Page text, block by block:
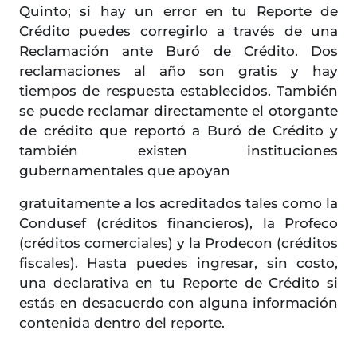
Quinto; si hay un error en tu Reporte de
Crédito puedes corregirlo a través de una
Reclamación ante Buró de Crédito. Dos
reclamaciones al año son gratis y hay
tiempos de respuesta establecidos. También
se puede reclamar directamente el otorgante
de crédito que reportó a Buró de Crédito y
también existen instituciones
gubernamentales que apoyan
gratuitamente a los acreditados tales como la
Condusef (créditos financieros), la Profeco
(créditos comerciales) y la Prodecon (créditos
fiscales). Hasta puedes ingresar, sin costo,
una declarativa en tu Reporte de Crédito si
estás en desacuerdo con alguna información
contenida dentro del reporte.